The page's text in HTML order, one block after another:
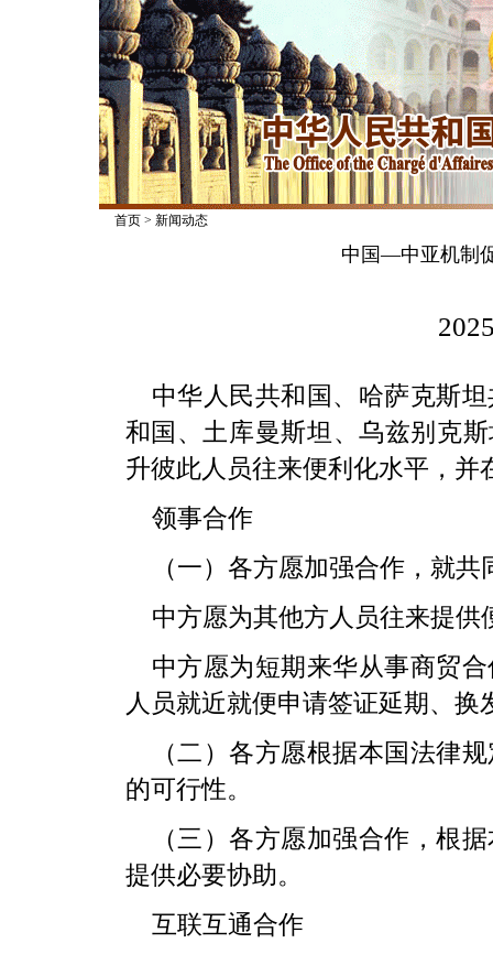
首页> 新闻动态
中国—中亚机制
中华人民共和国、哈萨克斯
和国、土库曼斯坦、乌兹别克
升彼此人员往来便利化水平，并
领事合作
（一）各方愿加强合作，就
中方愿为其他方人员往来提
中方愿为短期来华从事商贸
人员就近就便申请签证延期、换
（二）各方愿根据本国法律
的可行性。
（三）各方愿加强合作，根
提供必要协助。
互联互通合作